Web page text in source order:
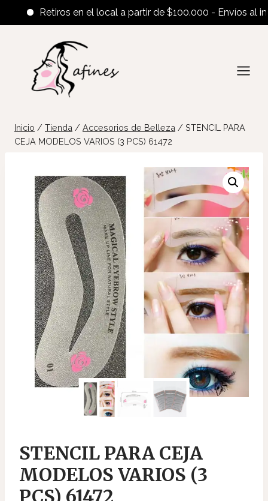
Retiros en el local a partir de $100.000 - Envíos al
contenido
Inicio / Tienda / Accesorios de Belleza / STENCIL PARA
CEJA MODELOS VARIOS (3 PCS) 61472
STENCIL PARA CEJA
MODELOS VARIOS (3
PCS) 61472